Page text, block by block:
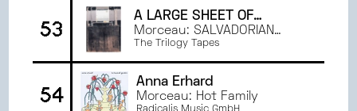
53
A LARGE SHEET OF
MUSCLE
Morceau: SALVADORIAN
SNIPER
The Trilogy Tapes
54
Anna Erhard
Morceau: Hot Family